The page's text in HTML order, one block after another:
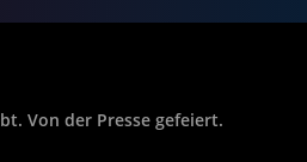
Von der Presse gefeiert.